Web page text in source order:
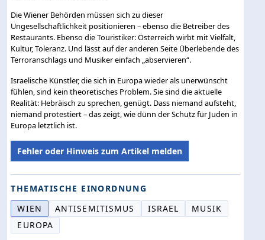
Die Wiener Behörden müssen sich zu dieser
Ungesellschaftlichkeit positionieren – ebenso die Betreiber des
Restaurants. Ebenso die Touristiker: Österreich wirbt mit Vielfalt,
Kultur, Toleranz. Und lässt auf der anderen Seite Überlebende des
Terroranschlags und Musiker einfach „abservieren“.
Israelische Künstler, die sich in Europa wieder als unerwünscht
fühlen, sind kein theoretisches Problem. Sie sind die aktuelle
Realität: Hebräisch zu sprechen, genügt. Dass niemand aufsteht,
niemand protestiert – das zeigt, wie dünn der Schutz für Juden in
Europa letztlich ist.
Fehler oder Hinweis zum Artikel melden
THEMATISCHE EINORDNUNG
WIEN
ANTISEMITISMUS ISRAEL
MUSIK
EUROPA